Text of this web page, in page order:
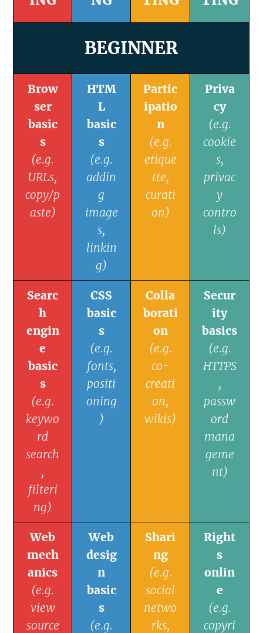
BEGINNER
Brow
ser
basic
s
(e.g.
URLs,
copy/p
aste)
HTM
L
basic
s
(e.g.
addin
g
image
s,
linkin
g)
Partic
ipatio
n
(e.g.
etique
tte,
curati
on)
Priva
cy
(e.g.
cookie
s,
privac
y
contro
ls)
Searc
h
engin
e
basic
s
(e.g.
keywo
rd
search
,
filteri
ng)
CSS
basic
s
(e.g.
fonts,
positi
oning
)
Colla
borati
on
(e.g.
co-
creati
on,
wikis)
Secur
ity
basics
(e.g.
HTTPS
,
passw
ord
mana
geme
nt)
Web
mech
anics
(e.g.
view
source
Web
desig
n
basic
s
(e.g.
Shari
ng
(e.g.
social
netwo
rks,
Right
s
onlin
e
(e.g.
copyri